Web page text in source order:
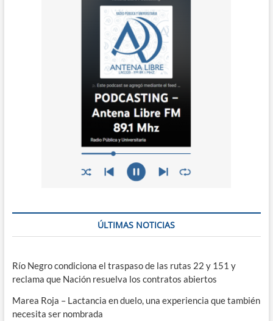
ÚLTIMAS NOTICIAS
Río Negro condiciona el traspaso de las rutas 22 y 151 y
reclama que Nación resuelva los contratos abiertos
Marea Roja – Lactancia en duelo, una experiencia que también
necesita ser nombrada